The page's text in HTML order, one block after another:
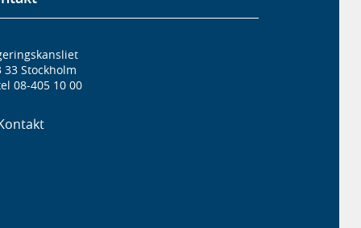
33 Stockholm
08-405 10 00